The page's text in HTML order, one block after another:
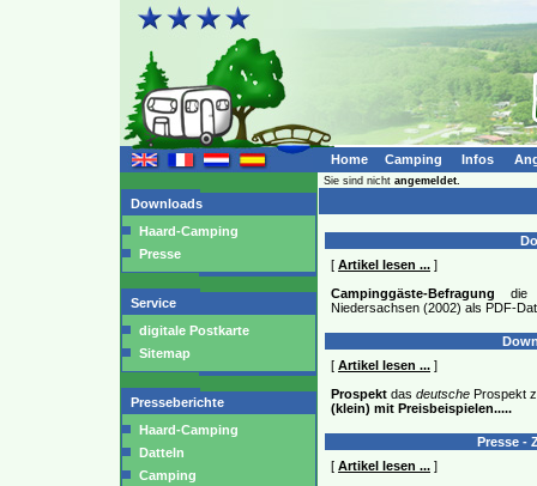
Home Camping Infos
Downloads
Haard-Camping
Presse
Service
digitale Postkarte
Sitemap
Presseberichte
Haard-Camping
Datteln
Camping
Sie sind nicht angemeldet.
[ Artikel lesen ... ]
Campinggäste-Befragung die
Niedersachsen (2002) als PDF-
[ Artikel lesen ... ]
Prospekt das deutsche Prospekt
(klein) mit Preisbeispielen.....
Presse -
[ Artikel lesen ... ]